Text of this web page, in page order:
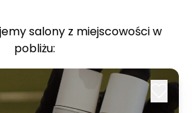
salony z miejscowości w
pobliżu: